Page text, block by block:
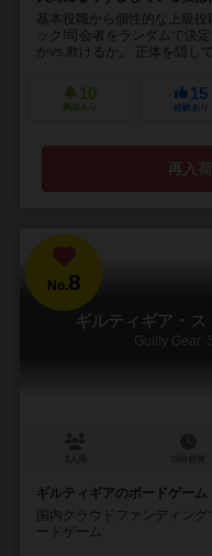
基本役職から個性的な上級
ック!司会者をランダムで決
かvs.欺けるか。 正体を隠し
10
興味あり
15
経験あり
再入
No.8
ギルティギア・
Guilty Gear:
ギルティギアのボードゲーム！
国内クラウドファンディン
ードゲーム